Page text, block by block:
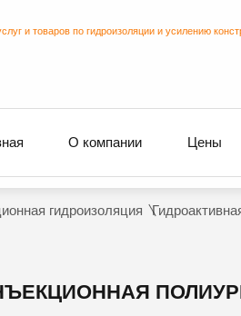
и товаров по гидроизоляции и усилению
О компании Цены
гидроизоляция